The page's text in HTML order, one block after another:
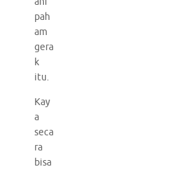
pah
am
gera
k
itu.
Kay
a
seca
ra
bisa